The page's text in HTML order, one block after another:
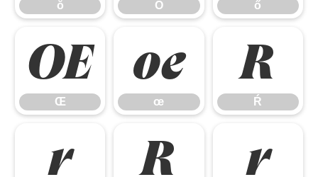
ŏ Ő ő
Œ
Œ
œ
œ
Ŕ
Ŕ
ŕ Ŗ ŗ